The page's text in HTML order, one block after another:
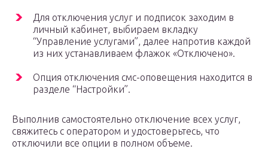
Для отключения услуг и подписок заходим в
личный кабинет, выбираем вкладку
“Управление услугами”, далее напротив каждой
из них устанавливаем флажок «Отключено».
Опция отключения смс-оповещения находится в
разделе “Настройки”.
Выполнив самостоятельно отключение всех услуг,
свяжитесь с оператором и удостоверьтесь, что
отключили все опции в полном объеме.